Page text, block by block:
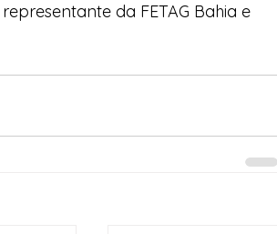
da FETAG Bahia e